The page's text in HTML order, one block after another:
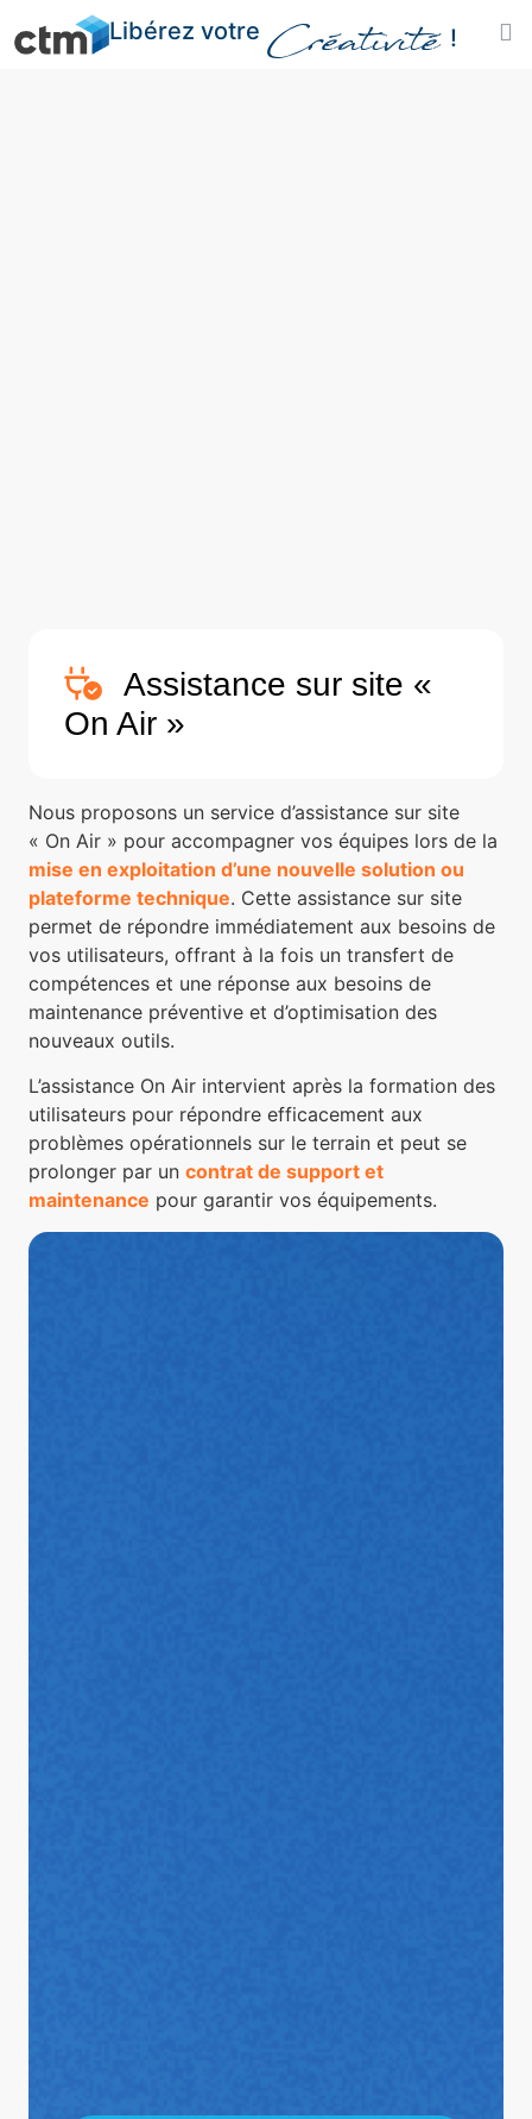
Libérez votre Créativité !
Assistance sur site «
On Air »
Nous proposons un service d’assistance sur site
« On Air » pour accompagner vos équipes lors de la
mise en exploitation d’une nouvelle solution ou
plateforme technique. Cette assistance sur site
permet de répondre immédiatement aux besoins de
vos utilisateurs, offrant à la fois un transfert de
compétences et une réponse aux besoins de
maintenance préventive et d’optimisation des
nouveaux outils.
L’assistance On Air intervient après la formation des
utilisateurs pour répondre efficacement aux
problèmes opérationnels sur le terrain et peut se
prolonger par un contrat de support et
maintenance pour garantir vos équipements.